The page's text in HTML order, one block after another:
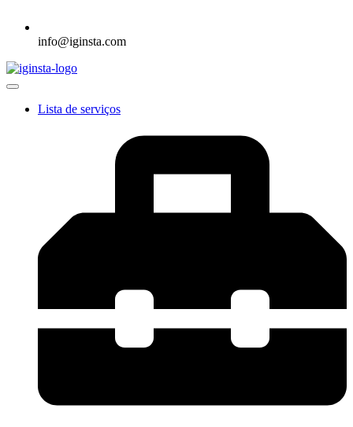
info@iginsta.com
Lista de serviços